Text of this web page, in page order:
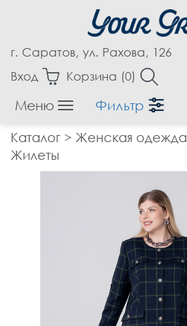
г. Саратов, ул. Рахова, 126
Вход
Корзина (0)
Меню
Фильтр
Аксессуары
Блузки
Жакеты, Жилеты
Каталог > Женская одежда
Жилеты